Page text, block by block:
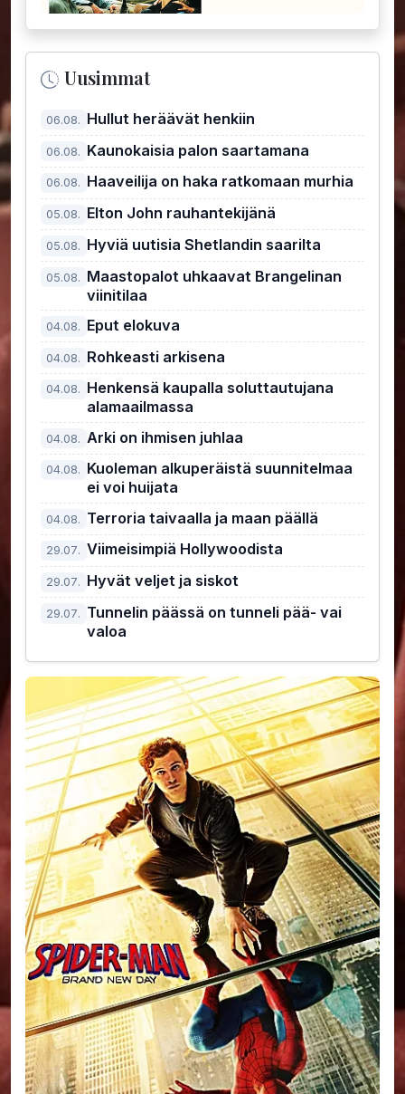
Uusimmat
06.08. Hullut heräävät henkiin
06.08. Kaunokaisia palon saartamana
06.08. Haaveilija on haka ratkomaan murhia
05.08. Elton John rauhantekijänä
05.08. Hyviä uutisia Shetlandin saarilta
05.08. Maastopalot uhkaavat Brangelinan
viinitilaa
04.08. Eput elokuva
04.08. Rohkeasti arkisena
04.08. Henkensä kaupalla soluttautujana
alamaailmassa
04.08. Arki on ihmisen juhlaa
04.08. Kuoleman alkuperäistä suunnitelmaa
ei voi huijata
04.08. Terroria taivaalla ja maan päällä
29.07. Viimeisimpiä Hollywoodista
29.07. Hyvät veljet ja siskot
29.07. Tunnelin päässä on tunneli pää- vai
valoa